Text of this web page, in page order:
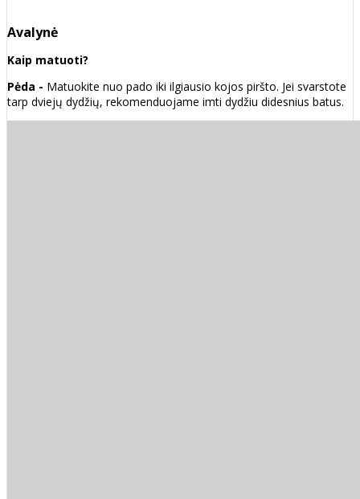
Avalynė
Kaip matuoti?
Pėda - Matuokite nuo pado iki ilgiausio kojos piršto. Jei svarstote
tarp dviejų dydžių, rekomenduojame imti dydžiu didesnius batus.